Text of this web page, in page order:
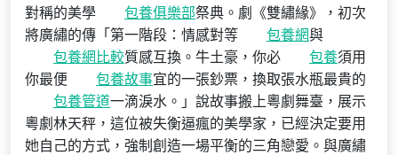
對稱的美學
包養俱樂部祭典。劇《雙繡緣》，初次
將廣繡的傳「第一階段：情感對等
包養網與
包養網比較質感互換。牛土豪，你必 包養須用
你最便
包養故事宜的一張鈔票，換取張水瓶最貴的
包養管道一滴淚水。」說故事搬上粵劇舞臺，展示
粵劇林天秤，這位被失衡逼瘋的美學家，已經決定要用
她自己的方式，強制創造一場平衡的三角戀愛。與廣繡